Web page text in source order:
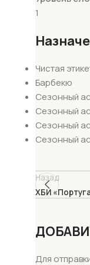
1
Чистая
Барбекю
Сезонный
Сезонный
Сезонный
Сезонный
Назад
ХБИ
Для